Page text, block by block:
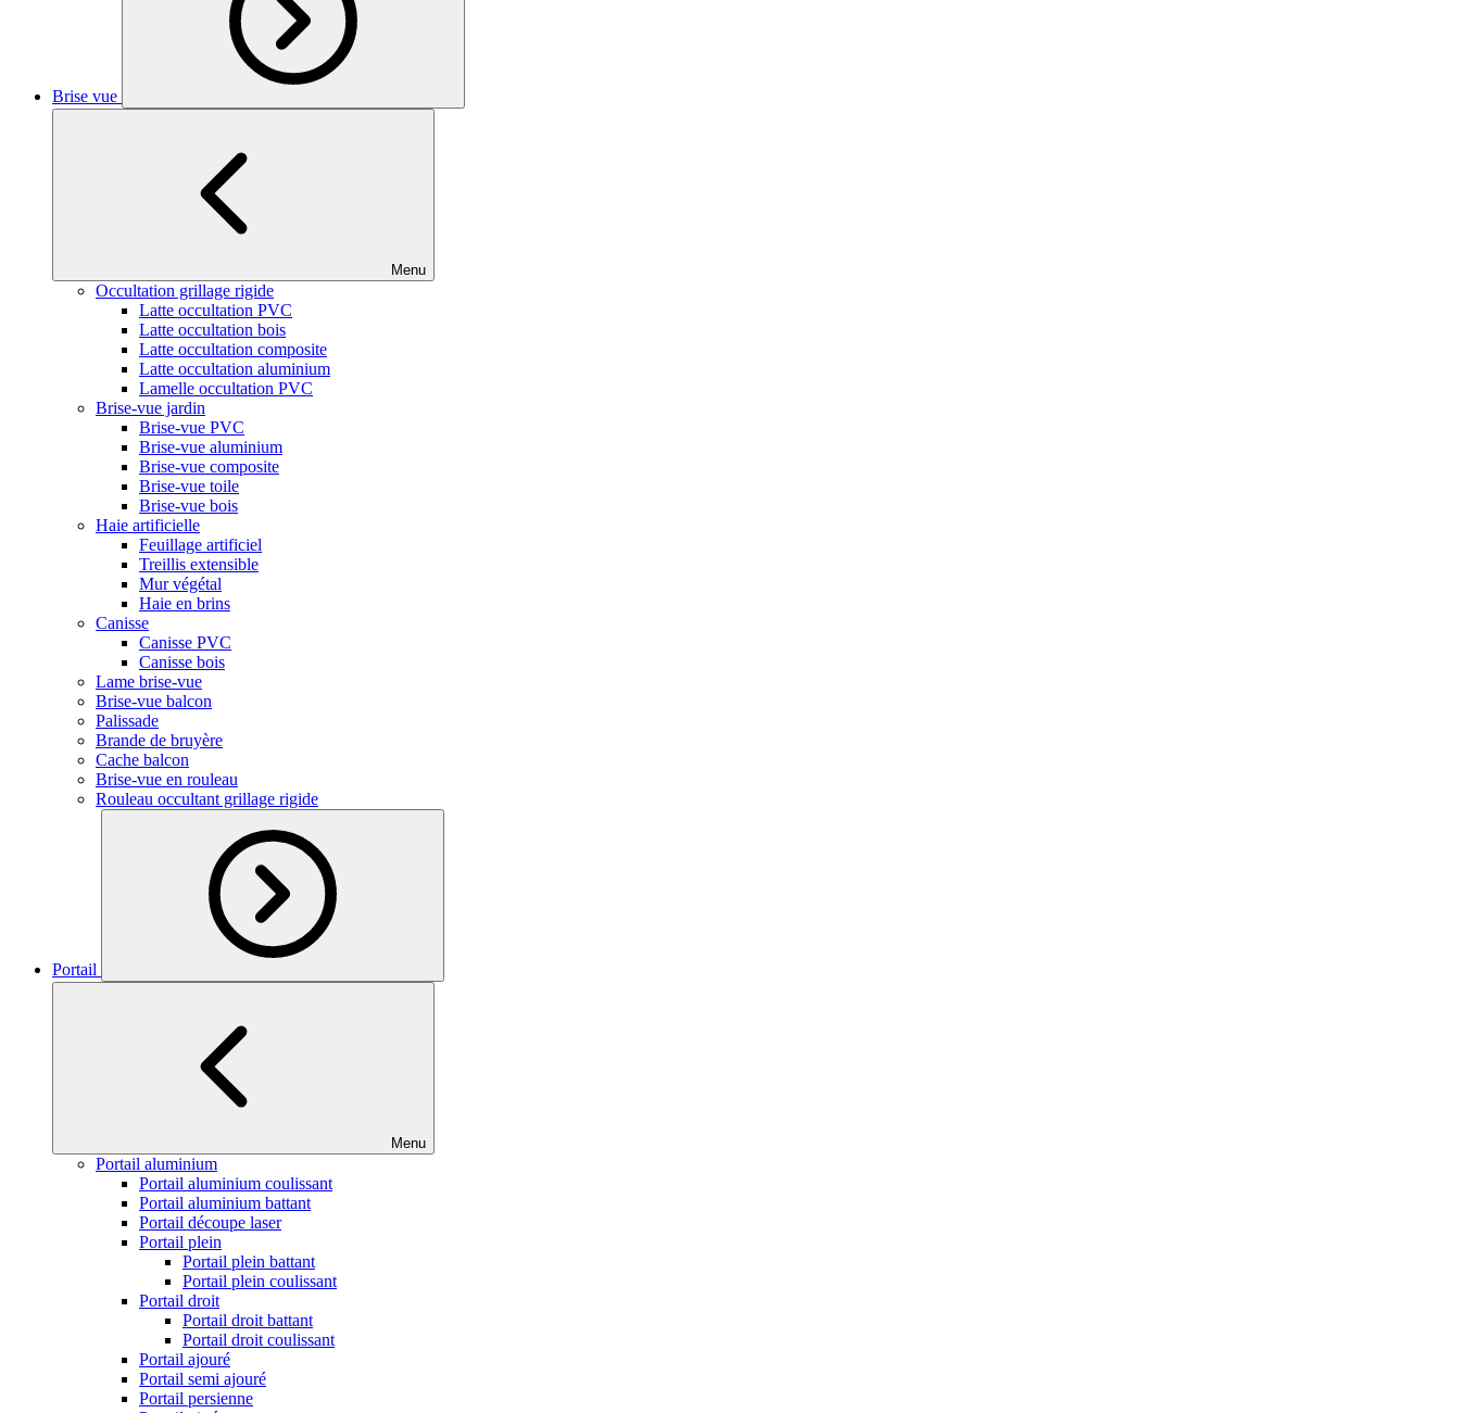
Brise vue
Menu
Occultation grillage rigide
Latte occultation PVC
Latte occultation bois
Latte occultation composite
Latte occultation aluminium
Lamelle occultation PVC
Brise-vue jardin
Brise-vue PVC
Brise-vue aluminium
Brise-vue composite
Brise-vue toile
Brise-vue bois
Haie artificielle
Feuillage artificiel
Treillis extensible
Mur végétal
Haie en brins
Canisse
Canisse PVC
Canisse bois
Lame brise-vue
Brise-vue balcon
Palissade
Brande de bruyère
Cache balcon
Brise-vue en rouleau
Rouleau occultant grillage rigide
Portail
Menu
Portail aluminium
Portail aluminium coulissant
Portail aluminium battant
Portail découpe laser
Portail plein
Portail plein battant
Portail plein coulissant
Portail droit
Portail droit battant
Portail droit coulissant
Portail ajouré
Portail semi ajouré
Portail persienne